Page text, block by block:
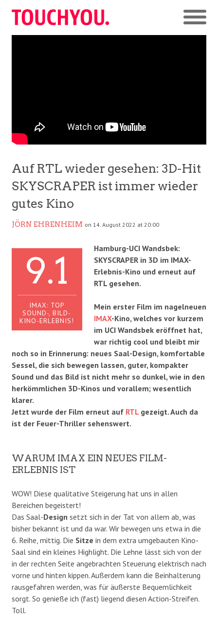
Auf RTL wieder gesehen: 3D-Hit
SKYSCRAPER ist immer wieder
gutes Kino
JÖRN EHRENHEIM on 14. August 2022 at 20:00
9.1
IMAX: TOP
SOUND-, BILD-
KINO-ERLEBNIS!
Hamburg-UCI Wandsbek:
SKYSCRAPER in 3D im IMAX-
Erlebnis-Kino und erneut auf
RTL gesehen.
Mein erster Film im nagelneuen
IMAX-Kino, welches vor kurzem
im UCI Wandsbek eröffnet hat,
war richtig cool und bleibt mir
noch so in Erinnerung: neues Saal-Design, komfortable
Sessel, die sich bewegen lassen, guter, kompakter
Sound und das Bild ist nicht mehr so dunkel, wie in den
herkömmlichen 3D-Kinos und vorallem; wesentlich
klarer.
Jetzt wurde der Film erneut auf RTL gezeigt. Auch da
ist der Feuer-Thriller sehenswert.
WARUM IMAX EIN NEUES FILM-
ERLEBNIS IST
WOW! Diese qualitative Steigerung hat uns in allen
Bereichen begeistert!
Das Saal-Design setzt sich in der Tat von allem ab, was
bisher bekannt ist und da war. Wir bewegen uns etwa in die
6. Reihe, mittig. Die Sitze in dem extra umgebauten Kino-
Saal sind ein kleines Highlight. Die Lehne lässt sich von der
in der rechten Seite angebrachten Steuerung elektrisch nach
vorne und hinten kippen. Außerdem kann die Beinhalterung
rausgefahren werden, was für äußerste Bequemlichkeit
sorgt. So genieße ich (fast) liegend diesen Action-Streifen.
Toll.